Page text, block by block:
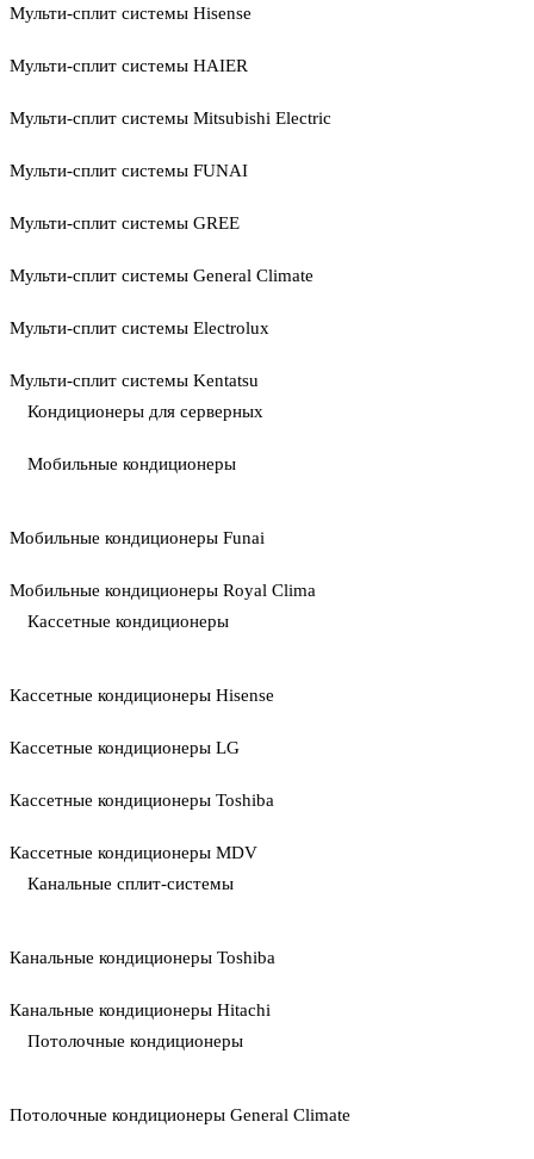
Мульти-сплит системы Hisense
Мульти-сплит системы HAIER
Мульти-сплит системы Mitsubishi Electric
Мульти-сплит системы FUNAI
Мульти-сплит системы GREE
Мульти-сплит системы General Climate
Мульти-сплит системы Electrolux
Мульти-сплит системы Kentatsu
Кондиционеры для серверных
Мобильные кондиционеры
Мобильные кондиционеры Funai
Мобильные кондиционеры Royal Clima
Кассетные кондиционеры
Кассетные кондиционеры Hisense
Кассетные кондиционеры LG
Кассетные кондиционеры Toshiba
Кассетные кондиционеры MDV
Канальные сплит-системы
Канальные кондиционеры Toshiba
Канальные кондиционеры Hitachi
Потолочные кондиционеры
Потолочные кондиционеры General Climate